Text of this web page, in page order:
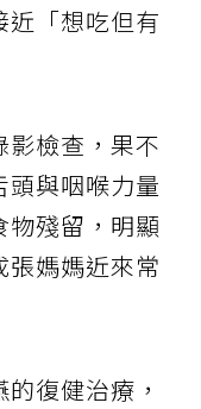
「想吃但有
檢查，果不
頭與咽喉力量
殘留，明顯
張媽媽近來常
復健治療，